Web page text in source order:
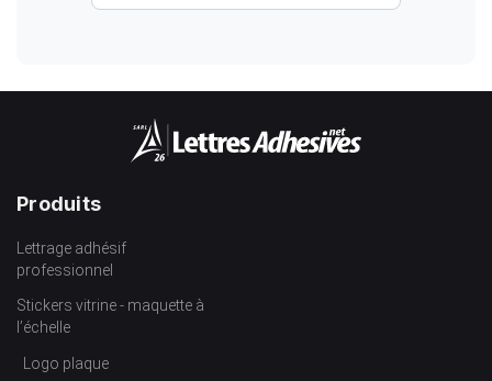
Produits
Lettrage adhésif
professionnel
Stickers vitrine - maquette à
l’échelle
Logo plaque